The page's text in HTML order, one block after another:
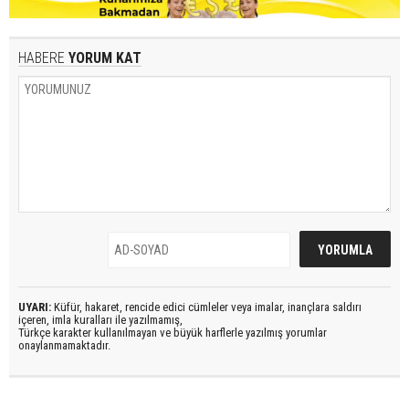
HABERE YORUM KAT
UYARI: Küfür, hakaret, rencide edici cümleler veya imalar, inançlara saldırı
içeren, imla kuralları ile yazılmamış,
Türkçe karakter kullanılmayan ve büyük harflerle yazılmış yorumlar
onaylanmamaktadır.